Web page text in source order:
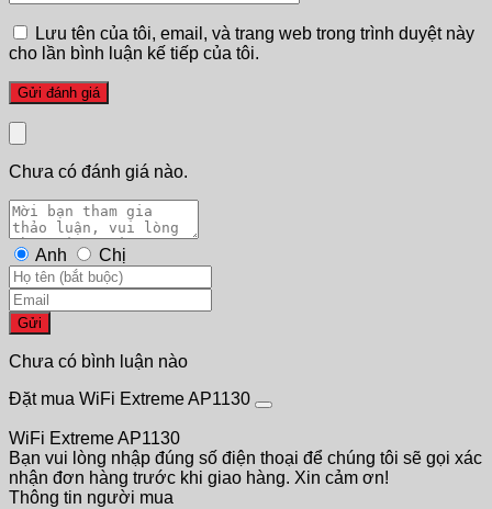
Lưu tên của tôi, email, và trang web trong trình duyệt này
cho lần bình luận kế tiếp của tôi.
Chưa có đánh giá nào.
Anh Chị
Gửi
Chưa có bình luận nào
Đặt mua WiFi Extreme AP1130
WiFi Extreme AP1130
Bạn vui lòng nhập đúng số điện thoại để chúng tôi sẽ gọi xác
nhận đơn hàng trước khi giao hàng. Xin cảm ơn!
Thông tin người mua